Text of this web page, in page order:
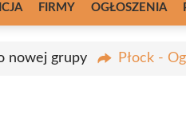
FIRMY OGŁOSZENIA
nowej grupy Płock -